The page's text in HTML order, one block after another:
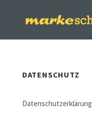
DATENSCHUTZ
Datenschutzerklärung